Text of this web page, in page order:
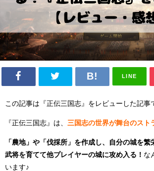
LINE
この記事は『正伝三国志』をレビューした記事
『正伝三国志』は、 三国志の世界が舞台のスト
「農地」や「伐採所」を作成し、自分の城を
武将を育てて他プレイヤーの城に攻め入る！ な
います♪